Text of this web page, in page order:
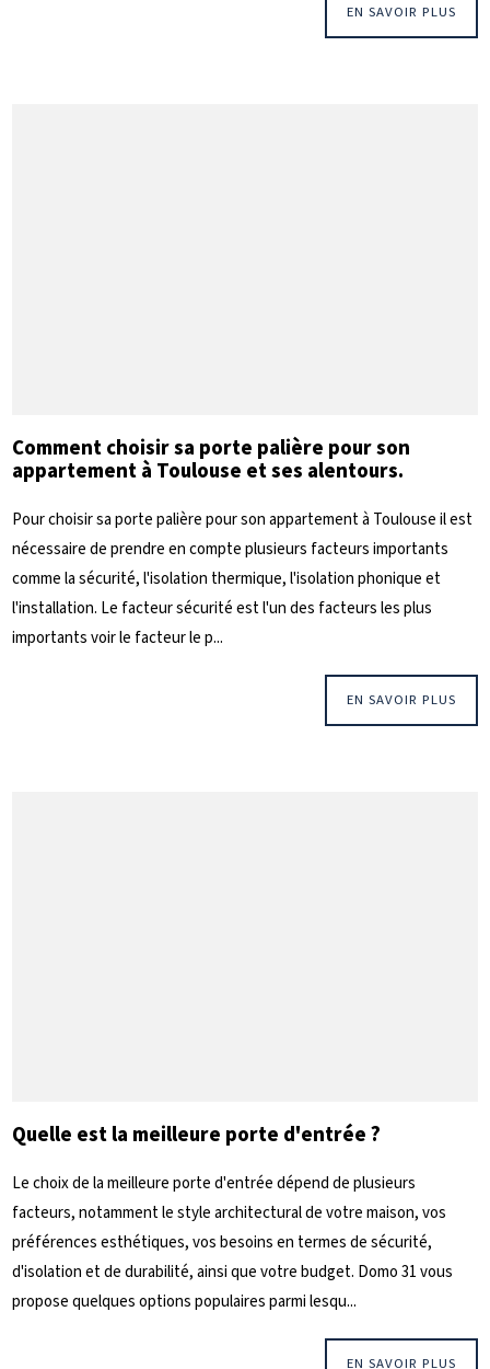
EN SAVOIR PLUS
Comment choisir sa porte palière pour son
appartement à Toulouse et ses alentours.
Pour choisir sa porte palière pour son appartement à Toulouse il est
nécessaire de prendre en compte plusieurs facteurs importants
comme la sécurité, l'isolation thermique, l'isolation phonique et
l'installation. Le facteur sécurité est l'un des facteurs les plus
importants voir le facteur le p...
EN SAVOIR PLUS
Quelle est la meilleure porte d'entrée ?
Le choix de la meilleure porte d'entrée dépend de plusieurs
facteurs, notamment le style architectural de votre maison, vos
préférences esthétiques, vos besoins en termes de sécurité,
d'isolation et de durabilité, ainsi que votre budget. Domo 31 vous
propose quelques options populaires parmi lesqu...
EN SAVOIR PLUS